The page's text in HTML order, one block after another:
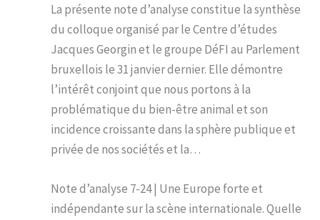
La présente note d’analyse constitue la synthèse
du colloque organisé par le Centre d’études
Jacques Georgin et le groupe DéFI au Parlement
bruxellois le 31 janvier dernier. Elle démontre
l’intérêt conjoint que nous portons à la
problématique du bien-être animal et son
incidence croissante dans la sphère publique et
privée de nos sociétés et la…
Note d’analyse 7-24 | Une Europe forte et
indépendante sur la scène internationale. Quelle